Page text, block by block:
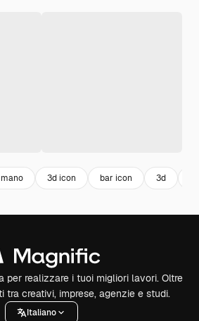
3d icon bar icon 3d
per realizzare i tuoi migliori lavori. Oltre
tra creativi, imprese, agenzie e studi.
Italiano